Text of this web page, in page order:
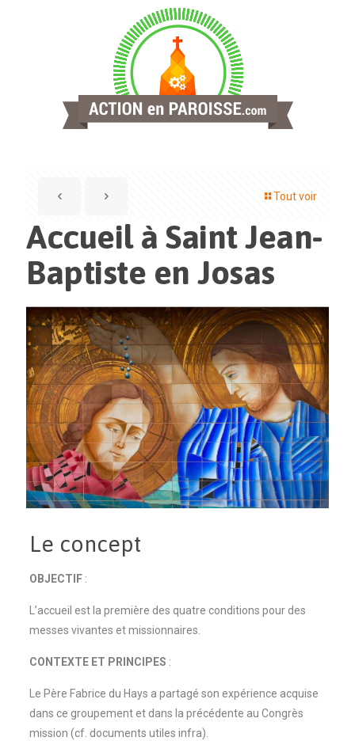
Tout voir
Accueil à Saint Jean-
Baptiste en Josas
Le concept
OBJECTIF:
L’accueil est la première des quatre conditions pour des
messes vivantes et missionnaires.
CONTEXTE ET PRINCIPES :
Le Père Fabrice du Hays a partagé son expérience acquise
dans ce groupement et dans la précédente au Congrès
mission (cf. documents utiles infra).